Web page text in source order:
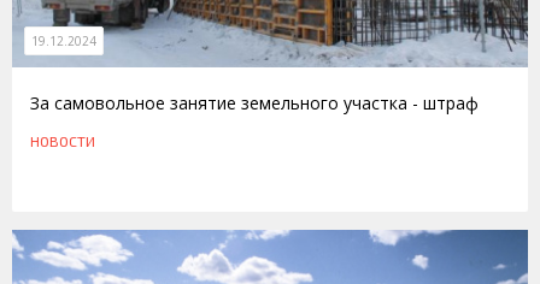
19.12.2024
За самовольное занятие земельного участка - штраф
НОВОСТИ